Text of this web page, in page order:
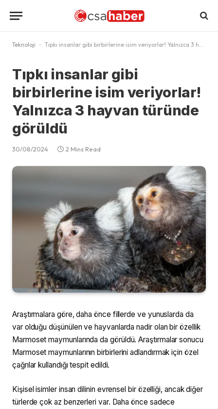
Teknoloji - Tıpkı insanlar gibi birbirlerine isim veriyorlar! Yalnızca 3 hayvan türünde görüldü
Tıpkı insanlar gibi
birbirlerine isim veriyorlar!
Yalnızca 3 hayvan türünde
görüldü
30/08/2024 2 Mins Read
Araştırmalara göre, daha önce fillerde ve yunuslarda da
var olduğu düşünülen ve hayvanlarda nadir olan bir özellik
Marmoset maymunlarında da görüldü. Araştırmalar sonucu
Marmoset maymunlarının birbirlerini adlandırmak için özel
çağrılar kullandığı tespit edildi.
Kişisel isimler insan dilinin evrensel bir özelliği, ancak diğer
türlerde çok az benzerleri var. Daha önce sadece